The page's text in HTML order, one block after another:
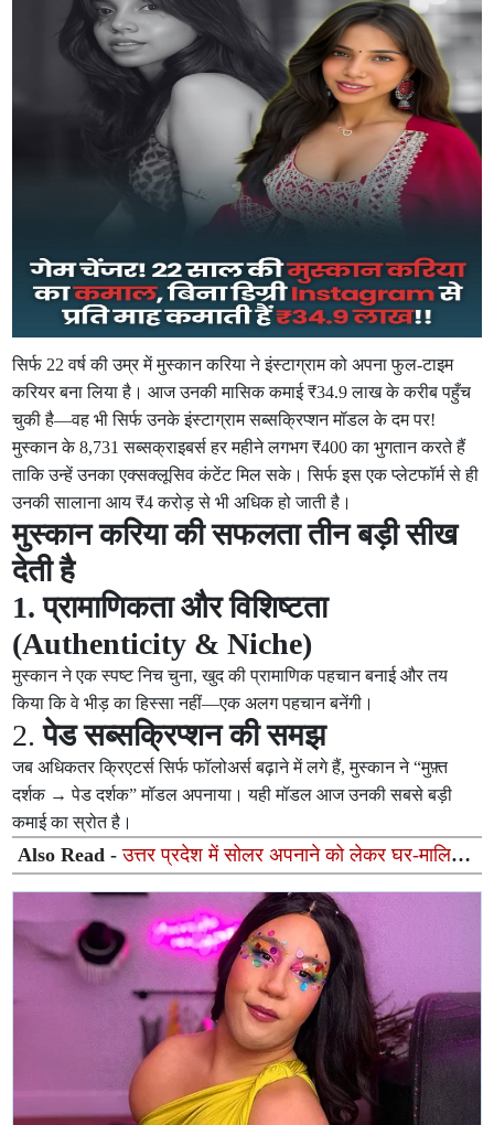
सिर्फ 22 वर्ष की उम्र में मुस्कान करिया ने इंस्टाग्राम को अपना फुल-टाइम
करियर बना लिया है। आज उनकी मासिक कमाई ₹34.9 लाख के करीब पहुँच
चुकी है—वह भी सिर्फ उनके इंस्टाग्राम सब्सक्रिप्शन मॉडल के दम पर!
मुस्कान के 8,731 सब्सक्राइबर्स हर महीने लगभग ₹400 का भुगतान करते हैं
ताकि उन्हें उनका एक्सक्लूसिव कंटेंट मिल सके। सिर्फ इस एक प्लेटफॉर्म से ही
उनकी सालाना आय ₹4 करोड़ से भी अधिक हो जाती है।
मुस्कान करिया की सफलता तीन बड़ी सीख
देती है
1. प्रामाणिकता और विशिष्टता
(Authenticity & Niche)
मुस्कान ने एक स्पष्ट निच चुना, खुद की प्रामाणिक पहचान बनाई और तय
किया कि वे भीड़ का हिस्सा नहीं—एक अलग पहचान बनेंगी।
2.पेड सब्सक्रिप्शन की समझ
जब अधिकतर क्रिएटर्स सिर्फ फॉलोअर्स बढ़ाने में लगे हैं, मुस्कान ने “मुफ़्त
दर्शक → पेड दर्शक” मॉडल अपनाया। यही मॉडल आज उनकी सबसे बड़ी
कमाई का स्रोत है।
Also Read -उत्तर प्रदेश में सोलर अपनाने को लेकर घर-मालिकों
की सबसे बड़ी चिंताएँ और उनके समाधान